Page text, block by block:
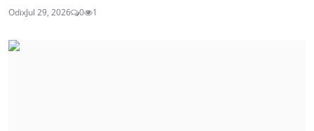
OdixJul 29, 2026 0 1